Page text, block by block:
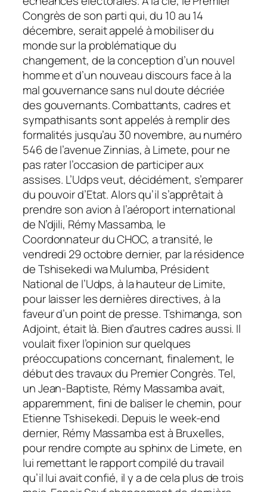
Congrès de son parti qui, du 10 au 14
décembre, serait appelé à mobiliser du
monde sur la problématique du
changement, de la conception d’un nouvel
homme et d’un nouveau discours face à la
mal gouvernance sans nul doute décriée
des gouvernants. Combattants, cadres et
sympathisants sont appelés à remplir des
formalités jusqu’au 30 novembre, au numéro
546 de l’avenue Zinnias, à Limete, pour ne
pas rater l’occasion de participer aux
assises. L’Udps veut, décidément, s’emparer
du pouvoir d’Etat. Alors qu’il s’apprêtait à
prendre son avion à l’aéroport international
de N’djili, Rémy Massamba, le
Coordonnateur du CHOC, a transité, le
vendredi 29 octobre dernier, par la résidence
de Tshisekedi wa Mulumba, Président
National de l’Udps, à la hauteur de Limite,
pour laisser les dernières directives, à la
faveur d’un point de presse. Tshimanga, son
Adjoint, était là. Bien d’autres cadres aussi. Il
voulait fixer l’opinion sur quelques
préoccupations concernant, finalement, le
début des travaux du Premier Congrès. Tel,
un Jean-Baptiste, Rémy Massamba avait,
apparemment, fini de baliser le chemin, pour
Etienne Tshisekedi. Depuis le week-end
dernier, Rémy Massamba est à Bruxelles,
pour rendre compte au sphinx de Limete, en
lui remettant le rapport compilé du travail
qu’il lui avait confié, il y a de cela plus de trois